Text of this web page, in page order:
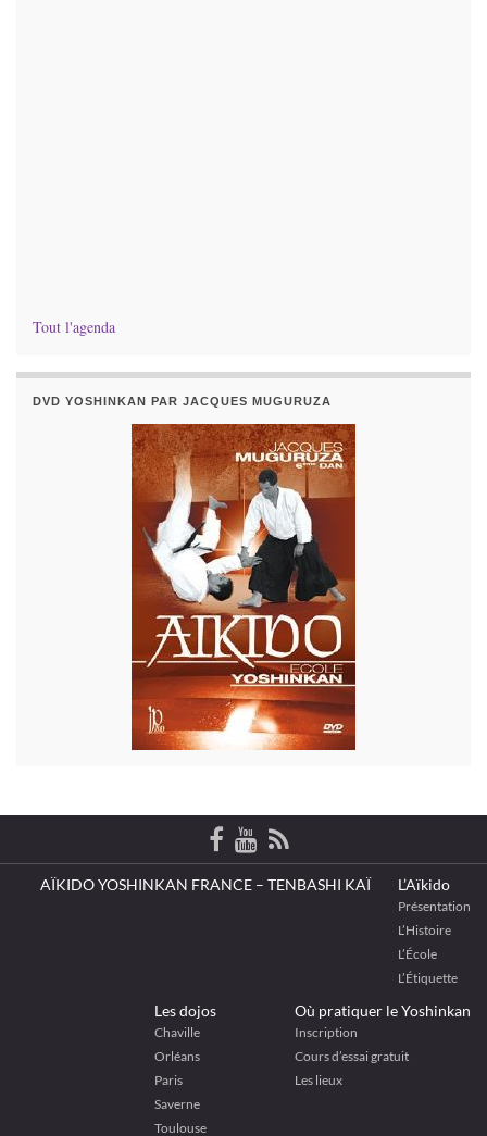
Tout l'agenda
DVD YOSHINKAN PAR JACQUES MUGURUZA
AÏKIDO YOSHINKAN FRANCE – TENBASHI KAÏ L’Aïkido
Présentation
L’Histoire
L’École
L’Étiquette
Les dojos
Chaville
Orléans
Paris
Saverne
Toulouse
Où pratiquer le Yoshinkan
Inscription
Cours d’essai gratuit
Les lieux